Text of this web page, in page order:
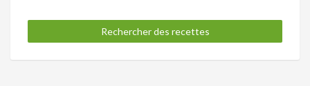
Rechercher des recettes